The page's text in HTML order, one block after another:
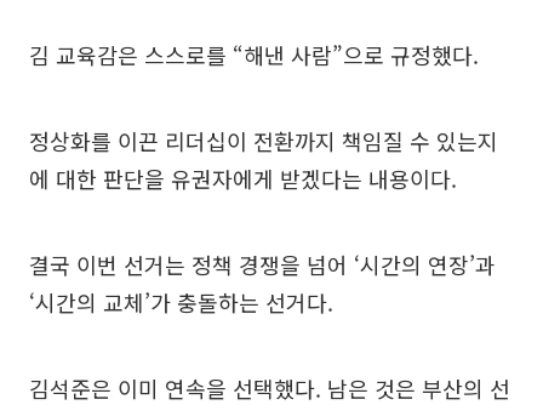
김 교육감은 스스로를 “해낸 사람”으로 규정했다.
정상화를 이끈 리더십이 전환까지 책임질 수 있는지
에 대한 판단을 유권자에게 받겠다는 내용이다.
결국 이번 선거는 정책 경쟁을 넘어 ‘시간의 연장’과
‘시간의 교체’가 충돌하는 선거다.
김석준은 이미 연속을 선택했다. 남은 것은 부산의 선